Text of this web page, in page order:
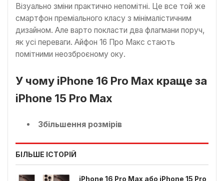
Візуально зміни практично непомітні. Це все той же
смартфон преміального класу з мінімалістичним
дизайном. Але варто покласти два флагмани поруч,
як усі переваги. Айфон 16 Про Макс стають
помітними неозброєному оку.
У чому iPhone 16 Pro Max краще за
iPhone 15 Pro Max
Збільшення розмірів
БІЛЬШЕ ІСТОРІЙ
iPhone 16 Pro Max або iPhone 15 Pro